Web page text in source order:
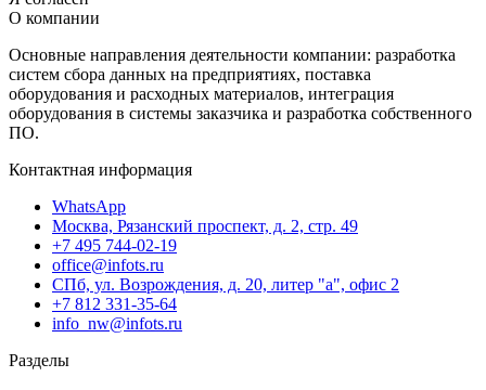
О компании
Основные направления деятельности компании: разработка
систем сбора данных на предприятиях, поставка
оборудования и расходных материалов, интеграция
оборудования в системы заказчика и разработка собственного
ПО.
Контактная информация
WhatsApp
Москва, Рязанский проспект, д. 2, стр. 49
+7 495 744-02-19
office@infots.ru
СПб, ул. Возрождения, д. 20, литер "a", офис 2
+7 812 331-35-64
info_nw@infots.ru
Разделы